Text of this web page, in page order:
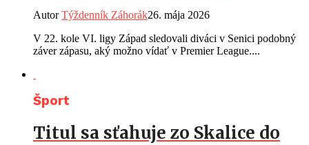
AutorTýždenník Záhorák26. mája 2026
V 22. kole VI. ligy Západ sledovali diváci v Senici podobný
záver zápasu, aký možno vídať v Premier League....
Šport
Titul sa sťahuje zo Skalice do